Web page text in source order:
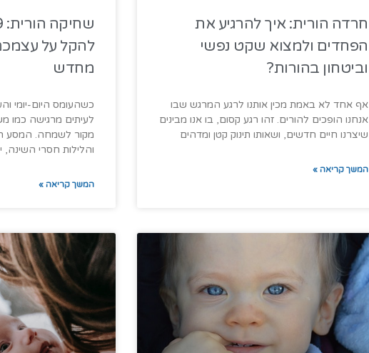
חרדה הורית: איך להרגיע את
הפחדים ולמצוא שקט נפשי
וביטחון בהורות?
אף אחד לא באמת מכין אותנו לרגע המרגש שבו
אנחנו הופכים להורים. זהו רגע קסום, בו אנו מבינים
שיצרנו חיים חדשים, ושאותו תינוק קטן ומדהים
המשך קריאה »
להקל על
מחדש
כשהעומס היום-יומי
לעיתים מרגישה כמו
מקור לשמחה. המסע
והלילות חסרי השינה,
המשך קריאה »